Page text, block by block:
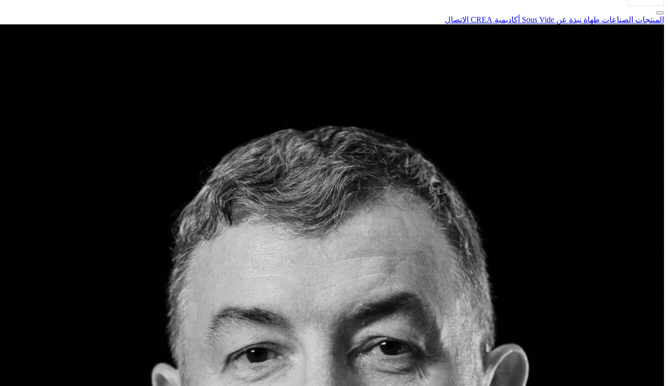
المنتجات الصناعات طهاة نبذة عن Sous Vide أكاديمية CREA الاتصال